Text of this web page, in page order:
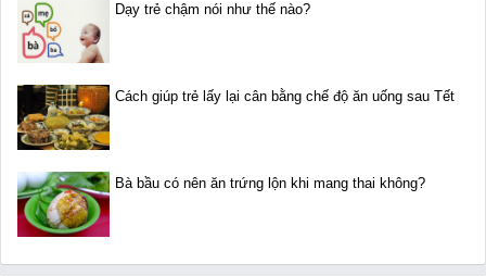
Dạy trẻ chậm nói như thế nào?
Cách giúp trẻ lấy lại cân bằng chế độ ăn uống sau Tết
Bà bầu có nên ăn trứng lộn khi mang thai không?